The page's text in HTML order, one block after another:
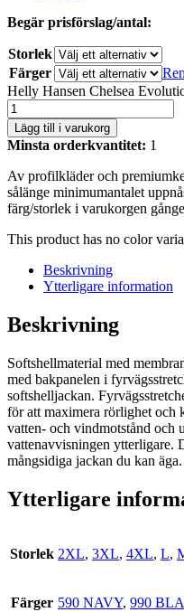
Begär prisförslag/antal:
Storlek
Färger
Helly Hansen Chelsea
Lägg till i varukorg
Minsta orderkvantitet: 1
Av profilkläder och
sålänge minimumantalet
färg/storlek i varukorgen
This product has no color
Beskrivning
Ytterligare information
Beskrivning
Softshellmaterial med
med bakpanelen i
softshelljackan.
för att maximera rörlighet och
vatten- och vindmotstånd och
vattenavvisningen ytterligare.
mångsidiga jackan du kan äga.
Ytterligare
Storlek 2XL, 3XL, 4XL, L,
Färger 590 NAVY, 990